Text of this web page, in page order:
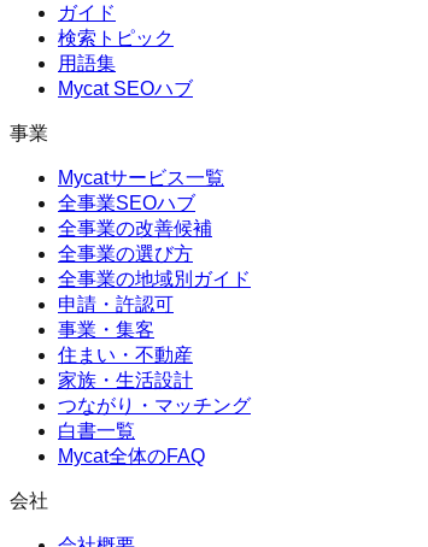
ガイド
検索トピック
用語集
Mycat SEOハブ
事業
Mycatサービス一覧
全事業SEOハブ
全事業の改善候補
全事業の選び方
全事業の地域別ガイド
申請・許認可
事業・集客
住まい・不動産
家族・生活設計
つながり・マッチング
白書一覧
Mycat全体のFAQ
会社